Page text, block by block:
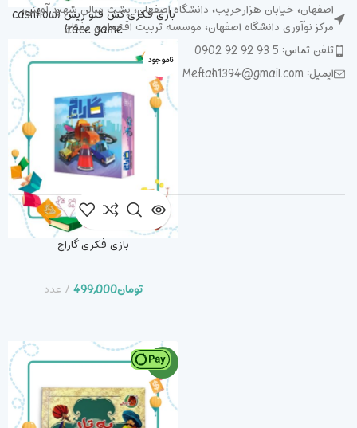
بازی فکری کش فلو ریس (cashflow
race game)
تومان1,500,000 عدد ناموجود
بازی فکری گاراج
تومان499,000 عدد
جدید
اصفهان، خیابان هزارجریب، دانشگاه اصفهان، پشت سالن شهید آوینی،
مرکز نوآوری دانشگاه اصفهان، موسسه تربیت اقتصادی مفتاح
تلفن تماس: 5 93 92 92 0902
ایمیل: Meftah1394@gmail.com